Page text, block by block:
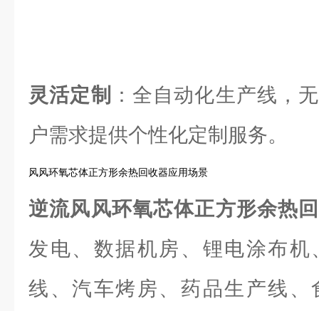
灵活定制
：全自动化生产线，
户需求提供个性化定制服务。
风风环氧芯体正方形余热回收器应用场景
逆流风风环氧芯体正方形余热
发电、数据机房、锂电涂布
线、汽车烤房、药品生产线、